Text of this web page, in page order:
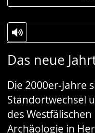
Das neue
Die 2000er-Jahre
Standortwechsel
des
Archäologie in
Leichten
wechseln.
Audio-
Video
Deutscher
Gebärdensprache
wird